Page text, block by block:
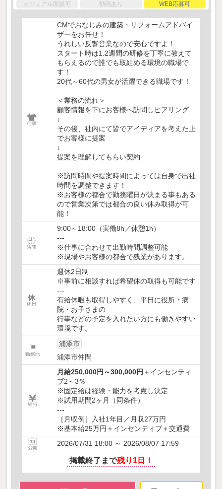
カジュアル面談可 動画あり WEB応募可
CMでおなじみの建築・リフォームアドバイ
ザーをお任せ！
うれしい反響営業なので安心ですよ！
スタート時は1.2週間の研修を丁寧に教えて
もらえるので誰でも取組める環境の職場で
す！
20代～60代の男女が活躍できる職場です！
＜業務の流れ＞
顧客情報を下にお客様へ訪問しヒアリング
↓
その後、社内にて皆でアイディアを考えた上
でお客様に提案
↓
提案を理解してもらい契約
※訪問時間や提案時間によっては自身で出社
時間を調整できます！
※お客様の都合で勤務曜日が決まる事もある
ので営業次第では都合の良い休み取得が可
能！
9:00～18:00（実働8h／休憩1h）
---
※仕事に合わせて出勤時間調整可能
※現場やお客様の都合で残業があります。
週休2日制
※事前に相談すれば希望休の取得も可能です
---
有給休暇も取得しやすく、平日に役所・病
院・お子さまの
行事などの予定を入れたい方にも働きやすい
環境です。
浦添市
浦添市仲間
月給250,000円～300,000円 ＋インセンティ
ブ2～3％
※固定給は経験・能力を考慮し決定
※試用期間2ヶ月（同条件）
---
［月収例］入社1年目／月収27万円
※基本給25万円＋インセンティブ＋交通費
2026/07/31 18:00 ～ 2026/08/07 17:59
掲載終了まで残り1日！